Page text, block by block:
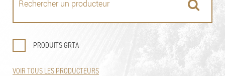
PRODUITS GRTA
VOIR TOUS LES PRODUCTEURS